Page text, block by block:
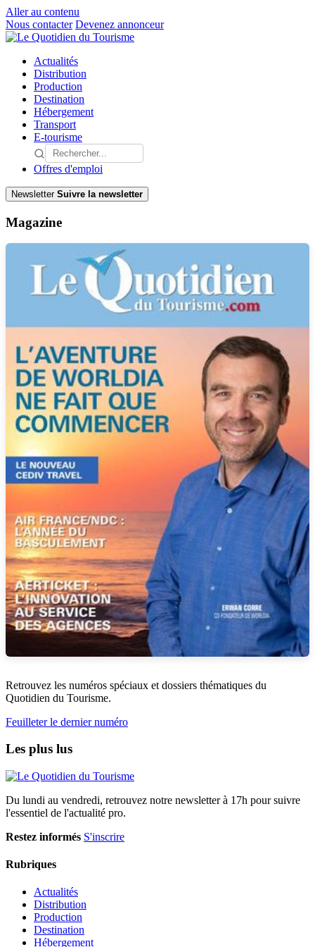
Aller au contenu
Nous contacter Devenez annonceur
Actualités
Distribution
Production
Destination
Hébergement
Transport
E-tourisme
Offres d'emploi
Newsletter Suivre la newsletter
Magazine
Retrouvez les numéros spéciaux et dossiers thématiques du
Quotidien du Tourisme.
Feuilleter le dernier numéro
Les plus lus
Du lundi au vendredi, retrouvez notre newsletter à 17h pour suivre
l'essentiel de l'actualité pro.
Restez informés S'inscrire
Rubriques
Actualités
Distribution
Production
Destination
Hébergement